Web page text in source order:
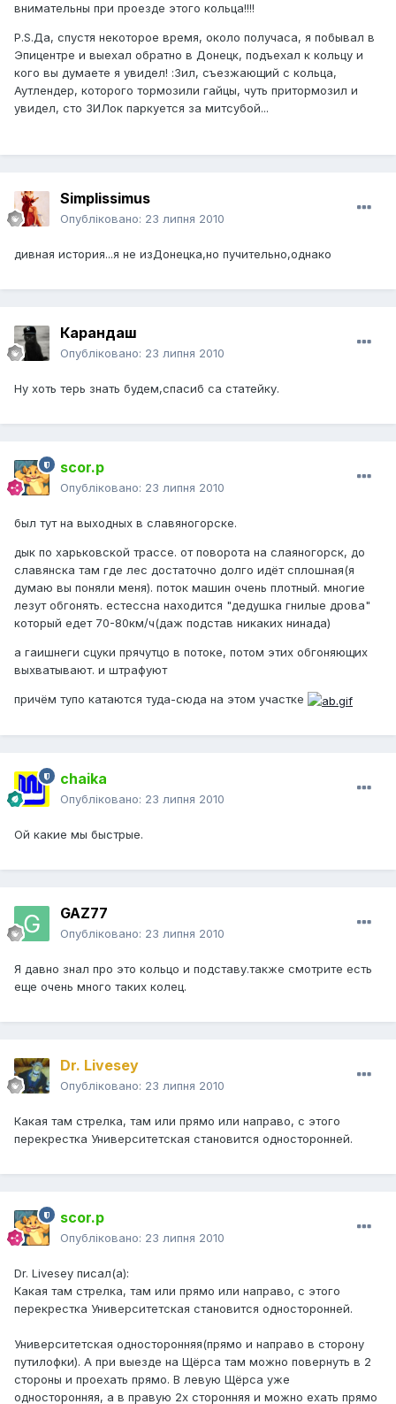
внимательны при проезде этого кольца!!!!
P.S.Да, спустя некоторое время, около получаса, я побывал в
Эпицентре и выехал обратно в Донецк, подъехал к кольцу и
кого вы думаете я увидел! :Зил, съезжающий с кольца,
Аутлендер, которого тормозили гайцы, чуть притормозил и
увидел, сто ЗИЛок паркуется за митсубой...
Simplissimus
Опубліковано: 23 липня 2010
дивная история...я не изДонецка,но пучительно,однако
Карандаш
Опубліковано: 23 липня 2010
Ну хоть терь знать будем,спасиб са статейку.
scor.p
Опубліковано: 23 липня 2010
был тут на выходных в славяногорске.
дык по харьковской трассе. от поворота на слаяногорск, до
славянска там где лес достаточно долго идёт сплошная(я
думаю вы поняли меня). поток машин очень плотный. многие
лезут обгонять. естессна находится "дедушка гнилые дрова"
который едет 70-80км/ч(даж подстав никаких нинада)
а гаишнеги сцуки прячутцо в потоке, потом этих обгоняющих
выхватывают. и штрафуют
причём тупо катаются туда-сюда на этом участке
chaika
Опубліковано: 23 липня 2010
Ой какие мы быстрые.
GAZ77
Опубліковано: 23 липня 2010
Я давно знал про это кольцо и подставу.также смотрите есть
еще очень много таких колец.
Dr. Livesey
Опубліковано: 23 липня 2010
Какая там стрелка, там или прямо или направо, с этого
перекрестка Университетская становится односторонней.
scor.p
Опубліковано: 23 липня 2010
Dr. Livesey писал(а):
Какая там стрелка, там или прямо или направо, с этого
перекрестка Университетская становится односторонней.
Университетская односторонняя(прямо и направо в сторону
путилофки). А при выезде на Щёрса там можно повернуть в 2
стороны и проехать прямо. В левую Щёрса уже
односторонняя, а в правую 2х сторонняя и можно ехать прямо